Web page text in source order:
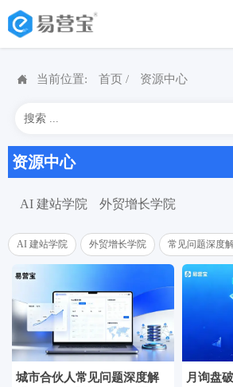
 当前位置: 首页 / 资源中心
资源中心
AI 建站学院 外贸增长学院
AI 建站学院 外贸增长学院 常见问题深度
城市合伙人常见问题深度解
月询盘